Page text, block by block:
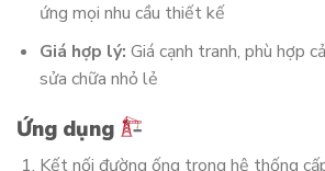
ứng mọi nhu cầu thiết kế
Giá hợp lý: Giá cạnh tranh, phù hợp
sửa chữa nhỏ lẻ
Ứng dụng
Kết nối đường ống trong hệ thống